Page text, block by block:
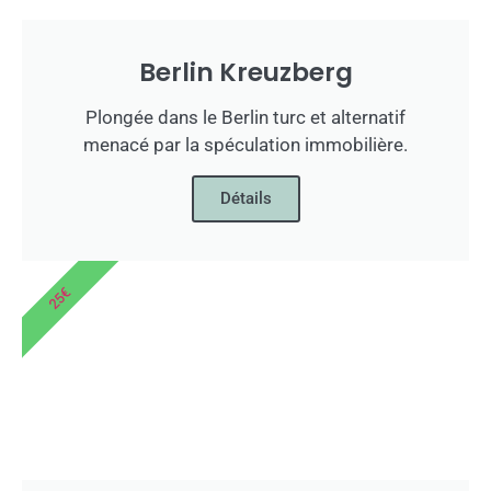
Berlin Kreuzberg
Plongée dans le Berlin turc et alternatif
menacé par la spéculation immobilière.
Détails
25€